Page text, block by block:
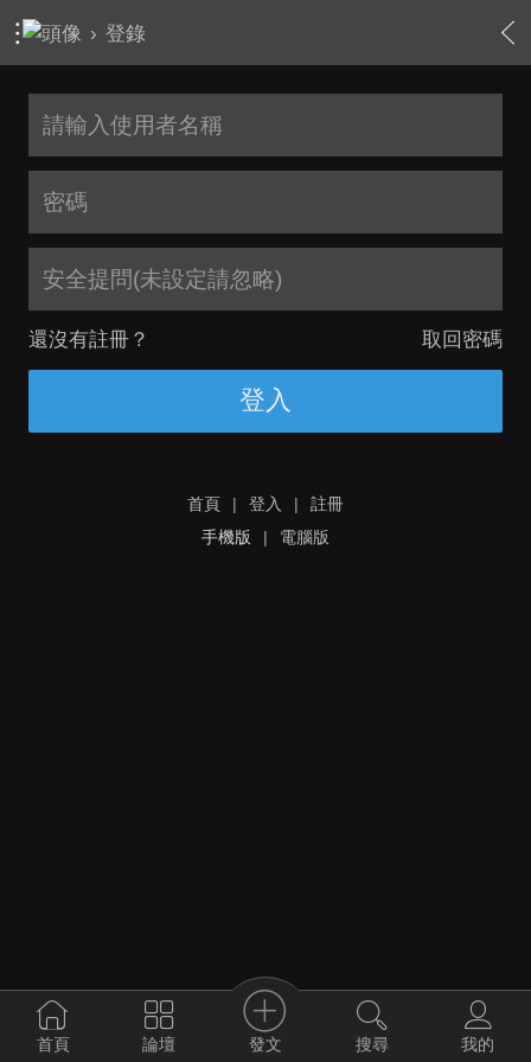
› 登錄
安全提問(未設定請忽略)
還沒有註冊？ 取回密碼
登入
首頁 | 登入 |
註冊
手機版
| 電腦版
首頁 論壇 發文 搜尋 我的